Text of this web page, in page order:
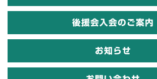
後援会入会のご案内
お知らせ